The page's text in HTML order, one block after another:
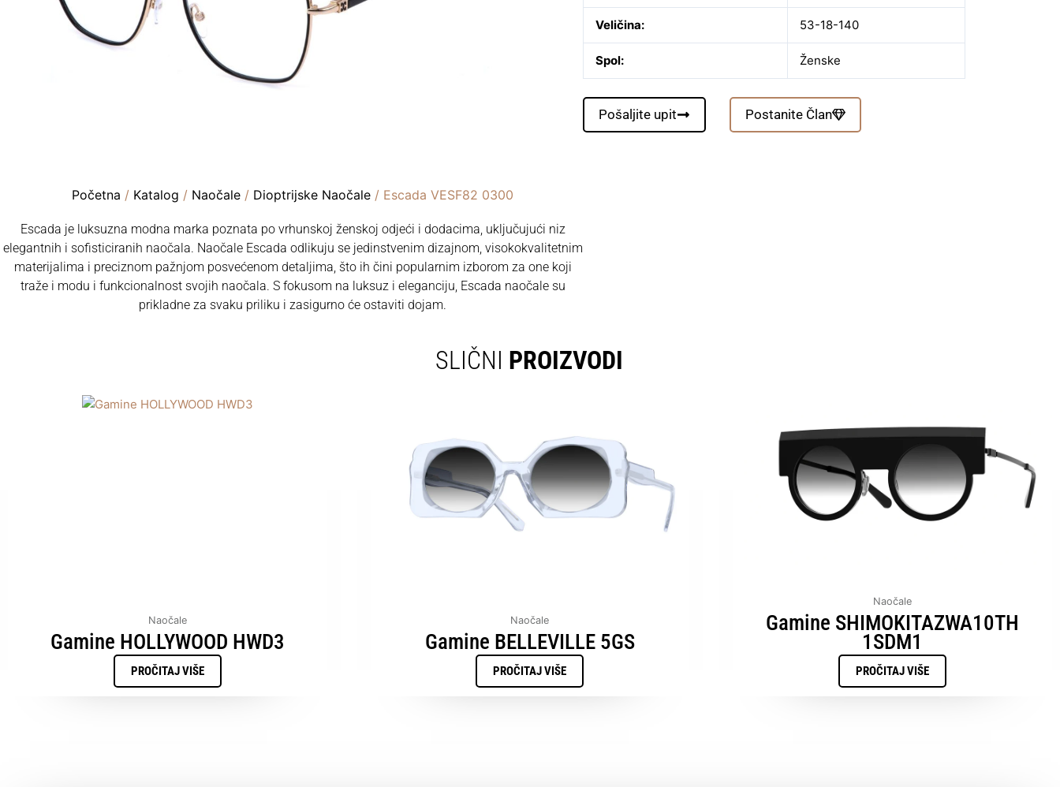
Veličina: 53-18-140
Spol: Ženske
Pošaljite upit Postanite Član
Početna / Katalog / Naočale / Dioptrijske Naočale / Escada VESF82 0300
Escada je luksuzna modna marka poznata po vrhunskoj ženskoj odjeći i dodacima, uključujući niz
elegantnih i sofisticiranih naočala. Naočale Escada odlikuju se jedinstvenim dizajnom, visokokvalitetnim
materijalima i preciznom pažnjom posvećenom detaljima, što ih čini popularnim izborom za one koji
traže i modu i funkcionalnost svojih naočala. S fokusom na luksuz i eleganciju, Escada naočale su
prikladne za svaku priliku i zasigurno će ostaviti dojam.
SLIČNI PROIZVODI
Naočale
Gamine HOLLYWOOD HWD3
PROČITAJ VIŠE
Naočale
Gamine BELLEVILLE 5GS
PROČITAJ VIŠE
Naočale
Gamine SHIMOKITAZWA10TH
1SDM1
PROČITAJ VIŠE